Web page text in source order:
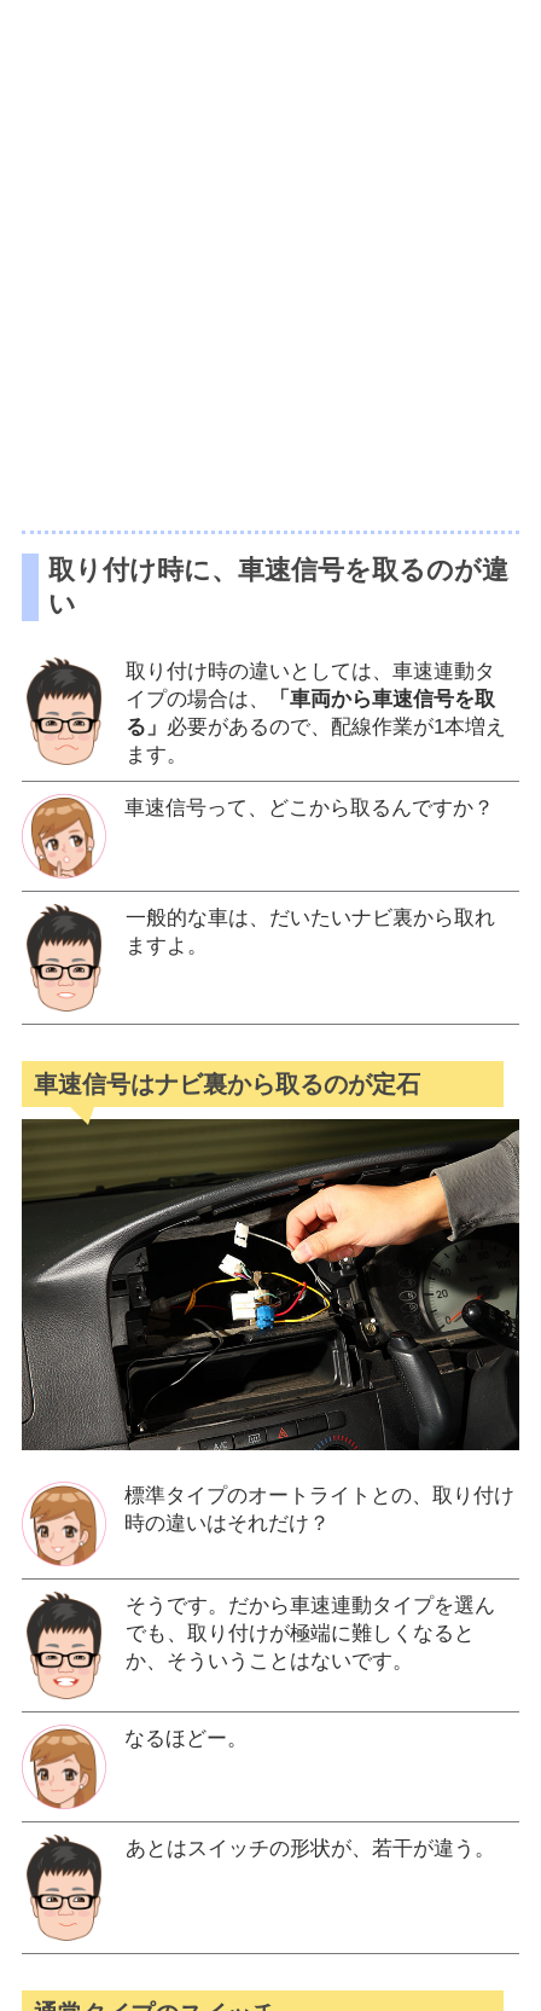
取り付け時に、車速信号を取るのが違
い
取り付け時の違いとしては、車速連動タ
イプの場合は、
「車両から車速信号を取
る」 必要があるので、配線作業が1本増え
ます。
車速信号って、どこから取るんですか？
一般的な車は、だいたいナビ裏から取れ
ますよ。
車速信号はナビ裏から取るのが定石
標準タイプのオートライトとの、取り付け
時の違いはそれだけ？
そうです。だから車速連動タイプを選ん
でも、取り付けが極端に難しくなると
か、そういうことはないです。
なるほどー。
あとはスイッチの形状が、若干が違う。